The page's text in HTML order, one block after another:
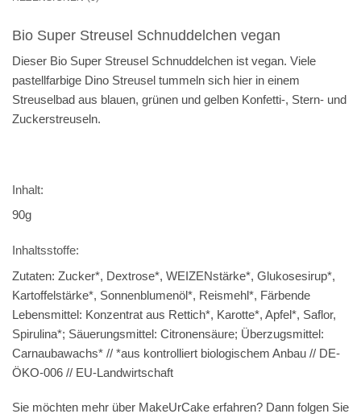
Bio Super Streusel Schnuddelchen vegan
Dieser Bio Super Streusel Schnuddelchen ist vegan. Viele
pastellfarbige Dino Streusel tummeln sich hier in einem
Streuselbad aus blauen, grünen und gelben Konfetti-, Stern- und
Zuckerstreuseln.
Inhalt:
90g
Inhaltsstoffe:
Zutaten: Zucker*, Dextrose*, WEIZENstärke*, Glukosesirup*,
Kartoffelstärke*, Sonnenblumenöl*, Reismehl*, Färbende
Lebensmittel: Konzentrat aus Rettich*, Karotte*, Apfel*, Saflor,
Spirulina*; Säuerungsmittel: Citronensäure; Überzugsmittel:
Carnaubawachs* // *aus kontrolliert biologischem Anbau // DE-
ÖKO-006 // EU-Landwirtschaft
Sie möchten mehr über MakeUrCake erfahren? Dann folgen Sie